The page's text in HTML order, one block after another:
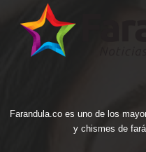
Farandula.co es uno de los
y chismes de